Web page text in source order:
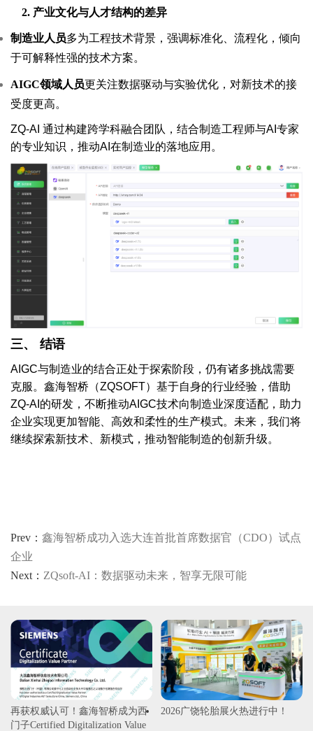
2. 产业文化与人才结构的差异
制造业人员多为工程技术背景，强调标准化、流程化，倾向
于可解释性强的技术方案。
AIGC领域人员更关注数据驱动与实验优化，对新技术的接
受度更高。
ZQ-AI 通过构建跨学科融合团队，结合制造工程师与AI专家
的专业知识，推动AI在制造业的落地应用。
三、 结语
AIGC与制造业的结合正处于探索阶段，仍有诸多挑战需要
克服。鑫海智桥（ZQSOFT）基于自身的行业经验，借助
ZQ-AI的研发，不断推动AIGC技术向制造业深度适配，助力
企业实现更加智能、高效和柔性的生产模式。未来，我们将
继续探索新技术、新模式，推动智能制造的创新升级。
Prev： 鑫海智桥成功入选大连首批首席数据官（CDO）试点
企业
Next： ZQsoft-AI：数据驱动未来，智享无限可能
再获权威认可！鑫海智桥成为西
门子Certified Digitalization Value
2026广饶轮胎展火热进行中！